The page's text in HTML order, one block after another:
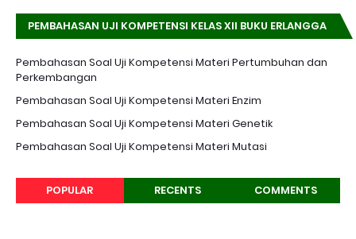
PEMBAHASAN UJI KOMPETENSI KELAS XII BUKU ERLANGGA
Pembahasan Soal Uji Kompetensi Materi Pertumbuhan dan
Perkembangan
Pembahasan Soal Uji Kompetensi Materi Enzim
Pembahasan Soal Uji Kompetensi Materi Genetik
Pembahasan Soal Uji Kompetensi Materi Mutasi
POPULAR RECENTS COMMENTS